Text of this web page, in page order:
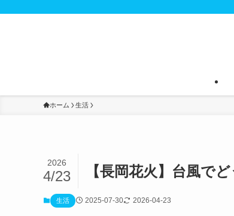
ホーム 生活
【長岡花火】台風で
2026
4/23
生活 2025-07-30 2026-04-23